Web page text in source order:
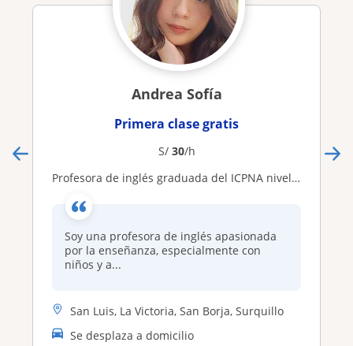
Andrea Sofía
Primera clase gratis
S/ 30/h
Profesora de inglés graduada del ICPNA nivel avanzado enseña a estudiantes de todos los niveles con metodología práctica y persona
Soy una profesora de inglés apasionada
por la enseñanza, especialmente con
niños y a...
San Luis, La Victoria, San Borja, Surquillo
Se desplaza a domicilio